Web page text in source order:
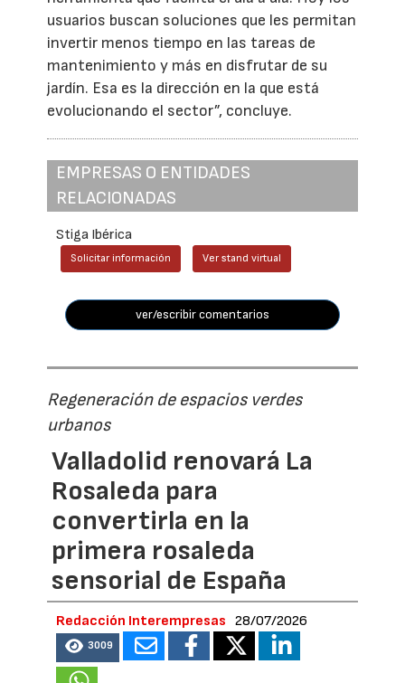
usuarios buscan soluciones que les permitan
invertir menos tiempo en las tareas de
mantenimiento y más en disfrutar de su
jardín. Esa es la dirección en la que está
evolucionando el sector”, concluye.
EMPRESAS O ENTIDADES
RELACIONADAS
Stiga Ibérica
Solicitar información Ver stand virtual
ver/escribir comentarios
Regeneración de espacios verdes
urbanos
Valladolid renovará La
Rosaleda para
convertirla en la
primera rosaleda
sensorial de España
Redacción Interempresas 28/07/2026
3009